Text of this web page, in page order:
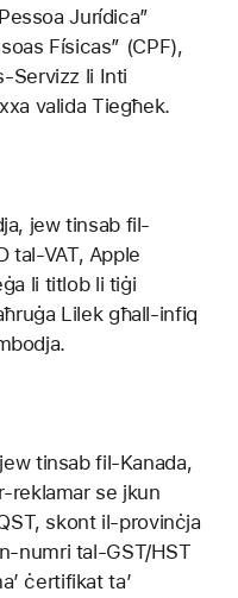
Jurídica”
Físicas” (CPF),
Servizz li Inti
valida Tiegħek.
jew tinsab fil-
tal-VAT, Apple
li titlob li tiġi
Lilek għall-infiq
tinsab fil-Kanada,
reklamar se jkun
skont il-provinċja
numri tal-GST/HST
ċertifikat ta’